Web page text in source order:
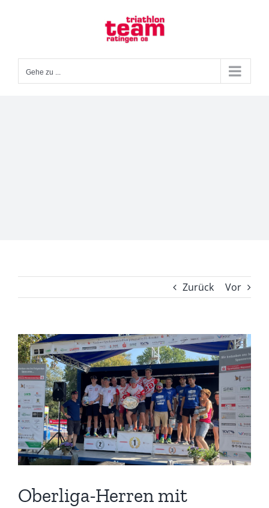
Gehe zu ...
Zurück Vor
Zeige
grösseres
Bild
Oberliga-Herren mit